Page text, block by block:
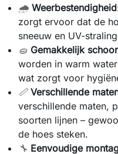
🌧️ Weerbestendigheid
zorgt ervoor dat de
sneeuw en UV-
🧽 Gemakkelijk
worden in warm
wat zorgt voor
📏 Verschillende
verschillende maten,
soorten lijnen –
de hoes steken.
🔧 Eenvoudige